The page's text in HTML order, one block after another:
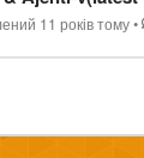
11 років тому•